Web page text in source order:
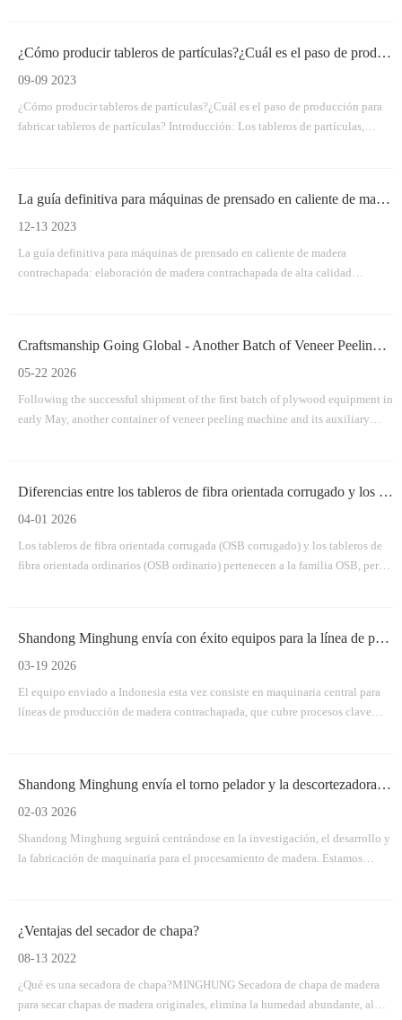
pelado de veneno, madera vywood vly vywwood Vwood vywood
¿Cómo producir tableros de partículas?¿Cuál es el paso de producción?
09-09 2023
¿Cómo producir tableros de partículas?¿Cuál es el paso de producción para
fabricar tableros de partículas? Introducción: Los tableros de partículas,
La guía definitiva para máquinas de prensado en caliente de madera contrachapada: elaboración de madera contrachapada de alta calidad
12-13 2023
La guía definitiva para máquinas de prensado en caliente de madera
contrachapada: elaboración de madera contrachapada de alta calidad
caliente de contrachapado desempeñan un papel crucial en el proceso de
producción.
Craftsmanship Going Global - Another Batch of Veneer Peeling Machine & Auxiliary Equipment Shipped To Qingdao Port
05-22 2026
Following the successful shipment of the first batch of plywood equipment in
early May, another container of veneer peeling machine and its auxiliary
Diferencias entre los tableros de fibra orientada corrugado y los tableros de fibra orientada ordinarios
04-01 2026
Los tableros de fibra orientada corrugada (OSB corrugado) y los tableros de
fibra orientada ordinarios (OSB ordinario) pertenecen a la familia OSB, pero
Shandong Minghung envía con éxito equipos para la línea de producción de madera contrachapada
03-19 2026
El equipo enviado a Indonesia esta vez consiste en maquinaria central para
líneas de producción de madera contrachapada, que cubre procesos clave
Shandong Minghung envía el torno pelador y la descortezadora de madera según lo previsto
02-03 2026
Shandong Minghung seguirá centrándose en la investigación, el desarrollo y
la fabricación de maquinaria para el procesamiento de madera. Estamos
¿Ventajas del secador de chapa?
08-13 2022
¿Qué es una secadora de chapa?MINGHUNG Secadora de chapa de madera
para secar chapas de madera originales, elimina la humedad abundante, al